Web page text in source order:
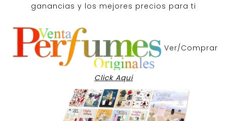
ganancias y los mejores precios para ti
Ver/Comprar
Click Aqui